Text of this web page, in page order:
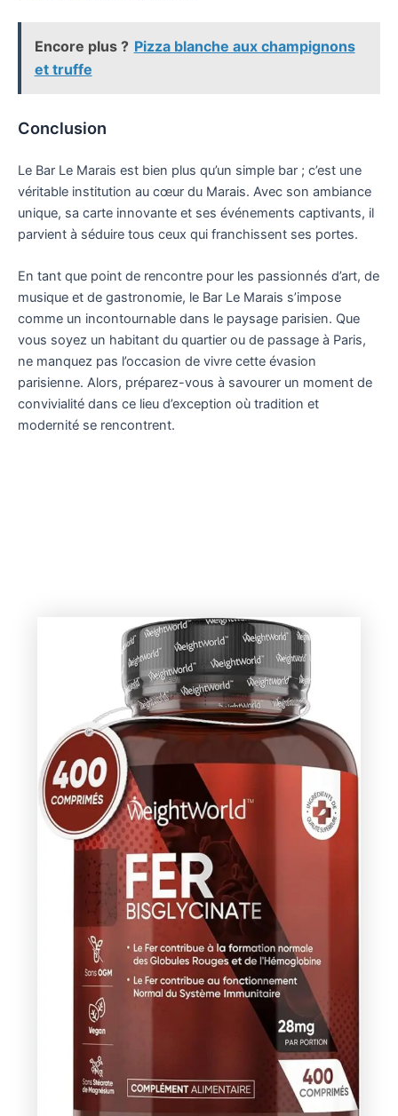
Encore plus ? Pizza blanche aux champignons
et truffe
Conclusion
Le Bar Le Marais est bien plus qu’un simple bar ; c’est une
véritable institution au cœur du Marais. Avec son ambiance
unique, sa carte innovante et ses événements captivants, il
parvient à séduire tous ceux qui franchissent ses portes.
En tant que point de rencontre pour les passionnés d’art, de
musique et de gastronomie, le Bar Le Marais s’impose
comme un incontournable dans le paysage parisien. Que
vous soyez un habitant du quartier ou de passage à Paris,
ne manquez pas l’occasion de vivre cette évasion
parisienne. Alors, préparez-vous à savourer un moment de
convivialité dans ce lieu d’exception où tradition et
modernité se rencontrent.